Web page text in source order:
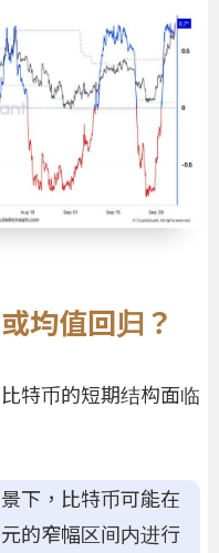
均值回归？
特币的短期结构面临
下，比特币可能在
的窄幅区间内进行